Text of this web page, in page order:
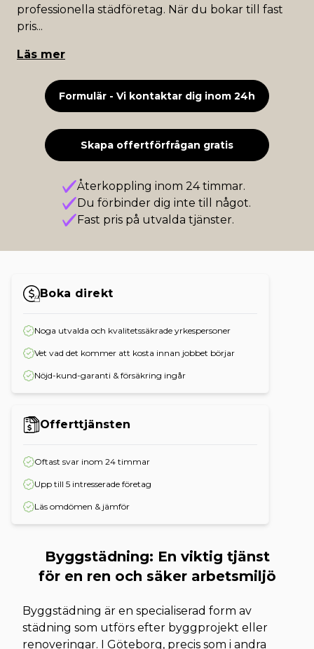
professionella städföretag. När du bokar till fast
pris...
Läs mer
Formulär - Vi kontaktar dig inom 24h
Skapa offertförfrågan gratis
Återkoppling inom 24 timmar.
Du förbinder dig inte till något.
Fast pris på utvalda tjänster.
Boka direkt
Noga utvalda och kvalitetssäkrade yrkespersoner
Vet vad det kommer att kosta innan jobbet börjar
Nöjd-kund-garanti & försäkring ingår
Offerttjänsten
Oftast svar inom 24 timmar
Upp till 5 intresserade företag
Läs omdömen & jämför
Byggstädning: En viktig tjänst
för en ren och säker arbetsmiljö
Byggstädning är en specialiserad form av
städning som utförs efter byggprojekt eller
renoveringar. I Göteborg, precis som i andra